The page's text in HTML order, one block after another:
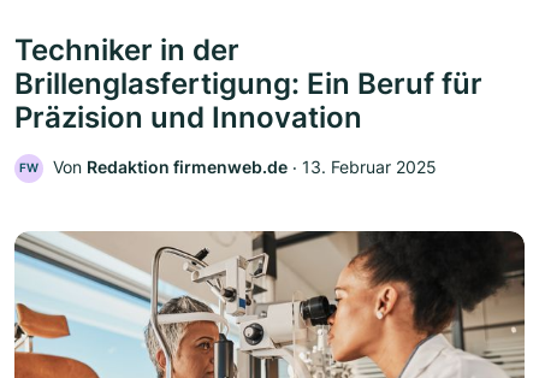
Techniker in der
Brillenglasfertigung: Ein Beruf für
Präzision und Innovation
FW Von Redaktion firmenweb.de ‧ 13. Februar 2025